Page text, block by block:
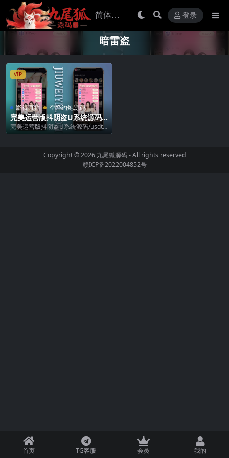
登录
暗雷盗
VIP
影视直播 空降约炮源码
完美运营版抖阴盗U系统源码/
usdt暗雷盗U系统/usdt授权秒
U源码/单独代理后台三级分佣
完美运营版抖阴盗U系统源码/usdt
暗雷盗U系统/usdt授权秒U源码/单
Copyright © 2026 九尾狐源码- All rights reserved
赣ICP备2022004852号
首页 TG客服 会员 我的